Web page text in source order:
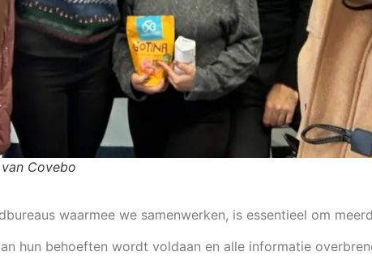
Covebo
waarmee we samenwerken, is essentieel om
hun behoeften wordt voldaan en alle informatie